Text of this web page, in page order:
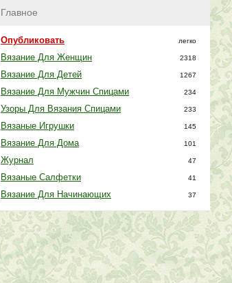
Главное
Опубликовать легко
Вязание Для Женщин 2318
Вязание Для Детей 1267
Вязание Для Мужчин Спицами 234
Узоры Для Вязания Спицами 233
Вязаные Игрушки 145
Вязание Для Дома 101
Журнал 47
Вязаные Салфетки 41
Вязание Для Начинающих 37